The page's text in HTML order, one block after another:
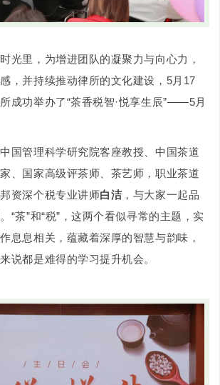
光里，为增进团队的凝聚力与向心力，
，并持续推动律所的文化建设，5月17
成功举办了“茶香税智·悦享生辰”——5月
国管理科学研究院客座教授、中国茶道
、国家高级评茶师、茶艺师，职业茶道
邦资深个税专业讲师白洁，与大家一起品
“茶”和“税”，这两个看似寻常的主题，实
息息相关，蕴藏着深厚的智慧与韵味，
说都是难得的学习提升机会。